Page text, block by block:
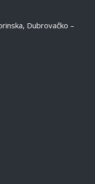
Dubrovačko –